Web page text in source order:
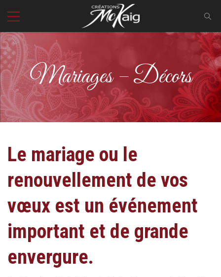
Mariages – Décors
Le mariage ou le
renouvellement de vos
vœux est un événement
important et de grande
envergure.